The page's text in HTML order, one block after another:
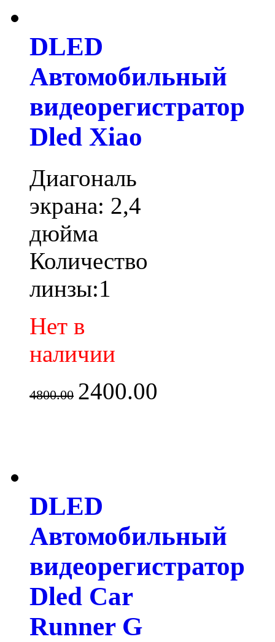
DLED
Автомобильный
видеорегистратор
Dled Xiao
Диагональ
экрана: 2,4
дюйма
Количество
линзы:1
Нет в
наличии
4800.00 2400.00
DLED
Автомобильный
видеорегистратор
Dled Car
Runner G